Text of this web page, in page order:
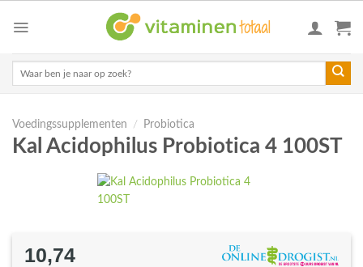
Voedingssupplementen / Probiotica
Kal Acidophilus Probiotica 4 100ST
10,74